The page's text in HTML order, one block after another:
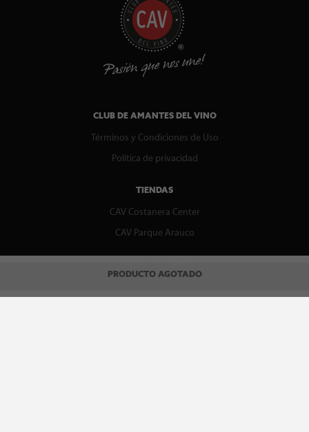
PRODUCTO AGOTADO
CLUB DE AMANTES DEL VINO
Términos y Condiciones de Uso
Política de privacidad
TIENDAS
CAV Costanera Center
CAV Parque Arauco